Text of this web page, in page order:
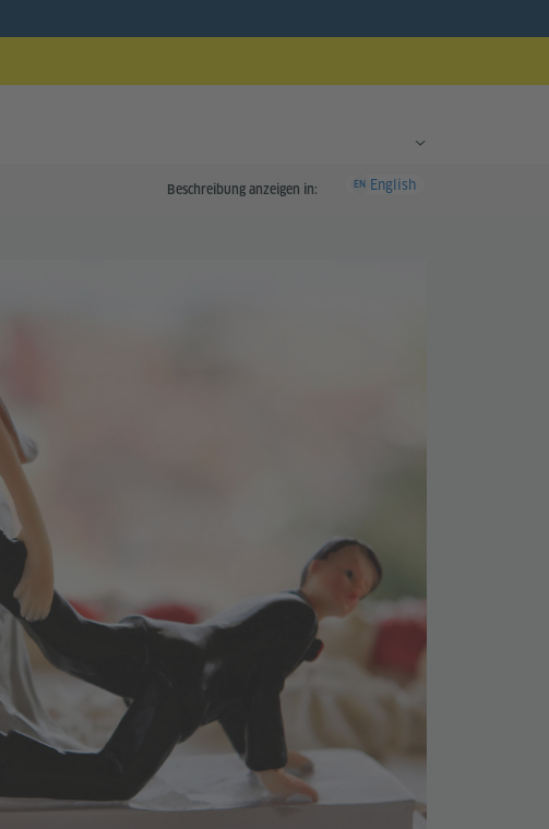
Beschreibung anzeigen in: EN English